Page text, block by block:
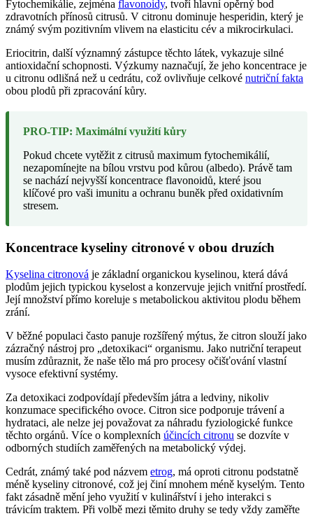
Fytochemikálie, zejména flavonoidy, tvoří hlavní opěrný bod
zdravotních přínosů citrusů. V citronu dominuje hesperidin, který je
známý svým pozitivním vlivem na elasticitu cév a mikrocirkulaci.
Eriocitrin, další významný zástupce těchto látek, vykazuje silné
antioxidační schopnosti. Výzkumy naznačují, že jeho koncentrace je
u citronu odlišná než u cedrátu, což ovlivňuje celkové nutriční fakta
obou plodů při zpracování kůry.
PRO-TIP: Maximální využití kůry
Pokud chcete vytěžit z citrusů maximum fytochemikálií,
nezapomínejte na bílou vrstvu pod kůrou (albedo). Právě tam
se nachází nejvyšší koncentrace flavonoidů, které jsou
klíčové pro vaši imunitu a ochranu buněk před oxidativním
stresem.
Koncentrace kyseliny citronové v obou druzích
Kyselina citronová je základní organickou kyselinou, která dává
plodům jejich typickou kyselost a konzervuje jejich vnitřní prostředí.
Její množství přímo koreluje s metabolickou aktivitou plodu během
zrání.
V běžné populaci často panuje rozšířený mýtus, že citron slouží jako
zázračný nástroj pro „detoxikaci“ organismu. Jako nutriční terapeut
musím zdůraznit, že naše tělo má pro procesy očišťování vlastní
vysoce efektivní systémy.
Za detoxikaci zodpovídají především játra a ledviny, nikoliv
konzumace specifického ovoce. Citron sice podporuje trávení a
hydrataci, ale nelze jej považovat za náhradu fyziologické funkce
těchto orgánů. Více o komplexních účincích citronu se dozvíte v
odborných studiích zaměřených na metabolický výdej.
Cedrát, známý také pod názvem etrog, má oproti citronu podstatně
méně kyseliny citronové, což jej činí mnohem méně kyselým. Tento
fakt zásadně mění jeho využití v kulinářství i jeho interakci s
trávicím traktem. Při volbě mezi těmito druhy se tedy vždy zaměřte